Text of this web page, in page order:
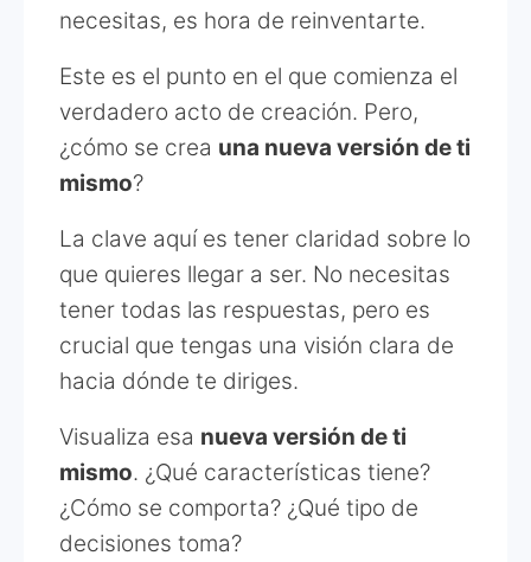
necesitas, es hora de reinventarte.
Este es el punto en el que comienza el
verdadero acto de creación. Pero,
¿cómo se crea una nueva versión de ti
mismo?
La clave aquí es tener claridad sobre lo
que quieres llegar a ser. No necesitas
tener todas las respuestas, pero es
crucial que tengas una visión clara de
hacia dónde te diriges.
Visualiza esa nueva versión de ti
mismo. ¿Qué características tiene?
¿Cómo se comporta? ¿Qué tipo de
decisiones toma?